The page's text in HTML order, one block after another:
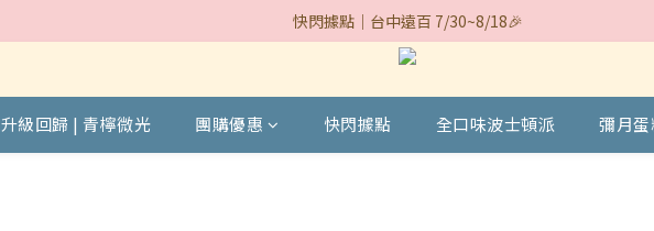
期間限定｜#統一大布丁+升級芋泥 🍮
快閃據點｜台中遠百 7/30~8/18🎉
期間限定｜#統一大布丁+升級芋泥 🍮
升級回歸 | 青檸微光 團購優惠 快閃據點 全口味波士頓派 彌月